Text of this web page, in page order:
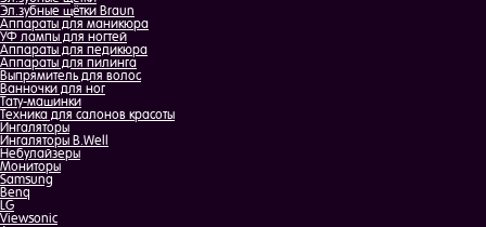
Эл.зубные щётки Braun
Аппараты для маникюра
УФ лампы для ногтей
Аппараты для педикюра
Аппараты для пилинга
Выпрямитель для волос
Ванночки для ног
Тату-машинки
Техника для салонов красоты
Ингаляторы
Ингаляторы B.Well
Небулайзеры
Мониторы
Samsung
Benq
LG
Viewsonic